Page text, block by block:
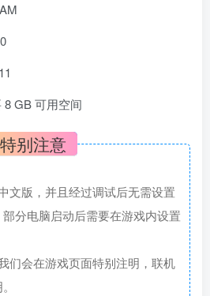
11
8 GB 可用空间
特别注意
文版，并且经过调试后无需设置
分电脑启动后需要在游戏内设置
们会在游戏页面特别注明，联机